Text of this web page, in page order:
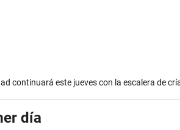
continuará este jueves con la escalera de
día